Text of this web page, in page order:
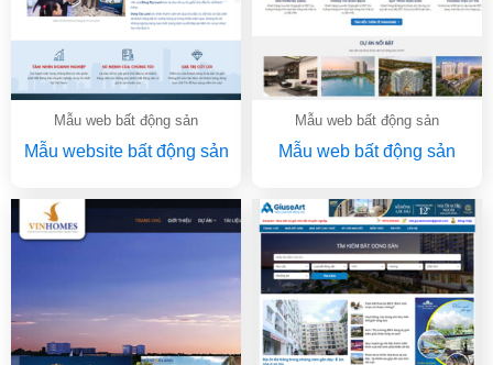
Mẫu web bất động sản
Mẫu website bất động sản
Mẫu web bất động sản
Mẫu web bất động sản